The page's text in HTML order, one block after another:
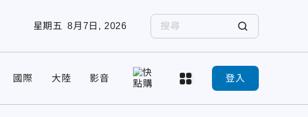
星期五 8月7日, 2026
國際 大陸 影音 登入